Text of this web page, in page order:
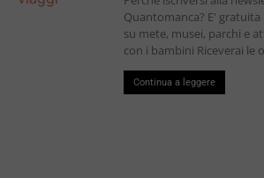
Quantomanca? E'
su mete, musei, parchi e
con i bambini Riceverai le
Continua a leggere